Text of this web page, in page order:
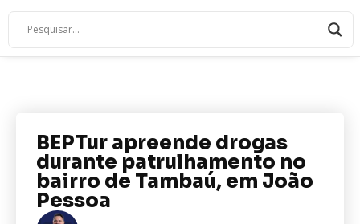
BEPTur apreende drogas
durante patrulhamento no
bairro de Tambaú, em João
Pessoa